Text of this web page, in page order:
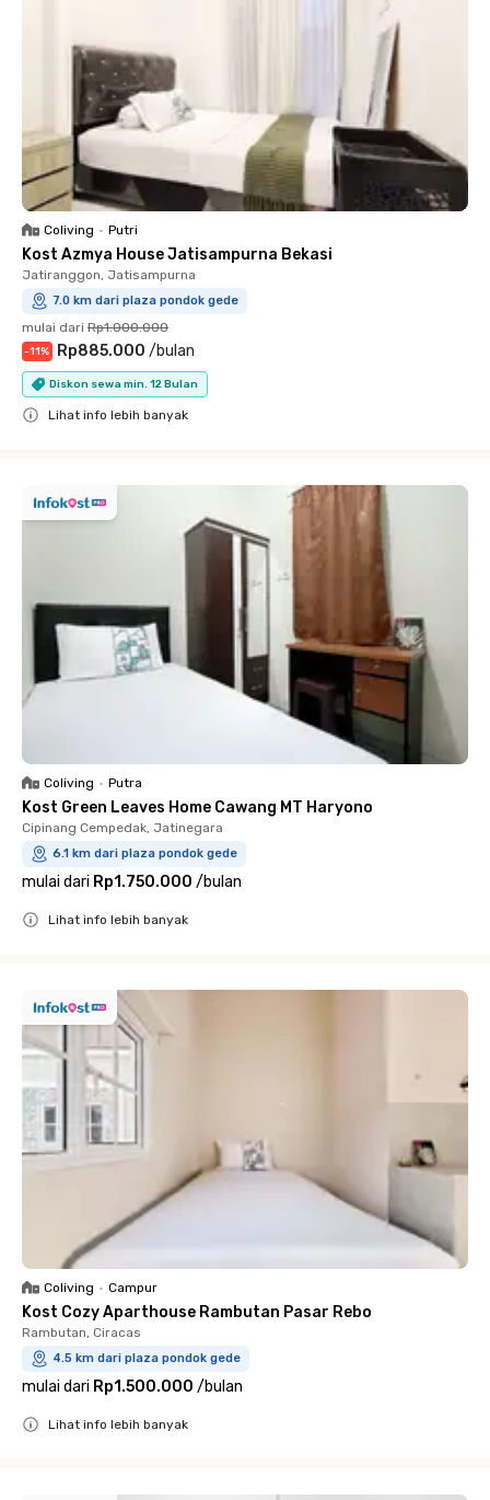
Coliving • Putri
Kost Azmya House Jatisampurna Bekasi
Jatiranggon, Jatisampurna
7.0 km dari plaza pondok gede
mulai dari Rp1.000.000
-11% Rp885.000 /bulan
Diskon sewa min. 12 Bulan
Lihat info lebih banyak
Coliving • Putra
Kost Green Leaves Home Cawang MT Haryono
Cipinang Cempedak, Jatinegara
6.1 km dari plaza pondok gede
mulai dari Rp1.750.000 /bulan
Lihat info lebih banyak
Coliving • Campur
Kost Cozy Aparthouse Rambutan Pasar Rebo
Rambutan, Ciracas
4.5 km dari plaza pondok gede
mulai dari Rp1.500.000 /bulan
Lihat info lebih banyak